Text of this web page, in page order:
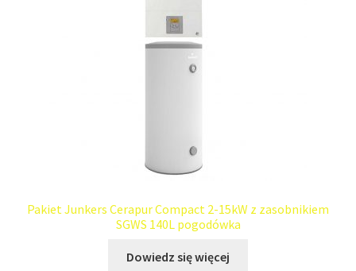
Pakiet Junkers Cerapur Compact 2-15kW z zasobnikiem
SGWS 140L pogodówka
Dowiedz się więcej